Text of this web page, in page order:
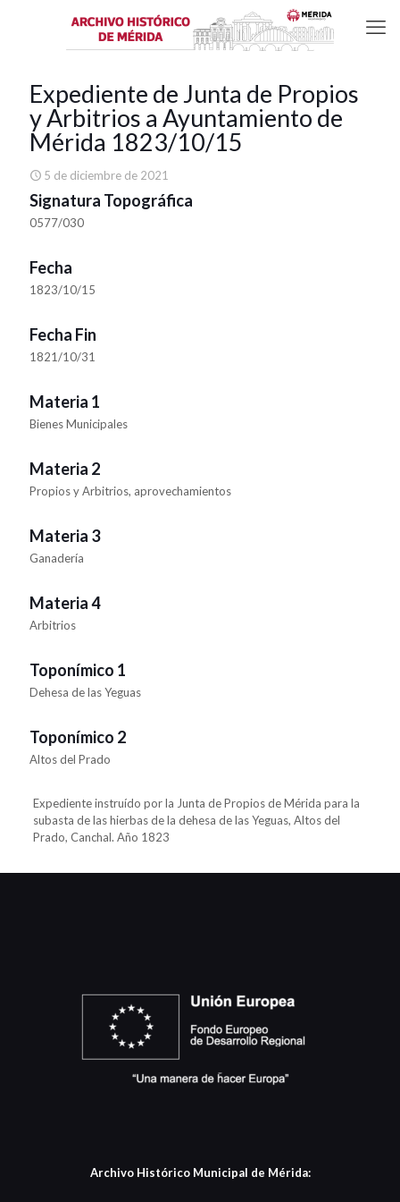
Expediente de Junta de Propios
y Arbitrios a Ayuntamiento de
Mérida 1823/10/15
5 de diciembre de 2021
Signatura Topográfica
0577/030
Fecha
1823/10/15
Fecha Fin
1821/10/31
Materia 1
Bienes Municipales
Materia 2
Propios y Arbitrios, aprovechamientos
Materia 3
Ganadería
Materia 4
Arbitrios
Toponímico 1
Dehesa de las Yeguas
Toponímico 2
Altos del Prado
Expediente instruído por la Junta de Propios de Mérida para la
subasta de las hierbas de la dehesa de las Yeguas, Altos del
Prado, Canchal. Año 1823
Archivo Histórico Municipal de Mérida: